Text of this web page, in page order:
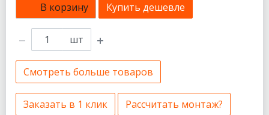
В корзину Купить дешевле
шт
Смотреть больше товаров
Заказать в 1 клик Рассчитать монтаж?